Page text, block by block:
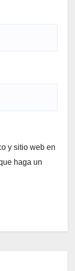
y sitio web en
haga un